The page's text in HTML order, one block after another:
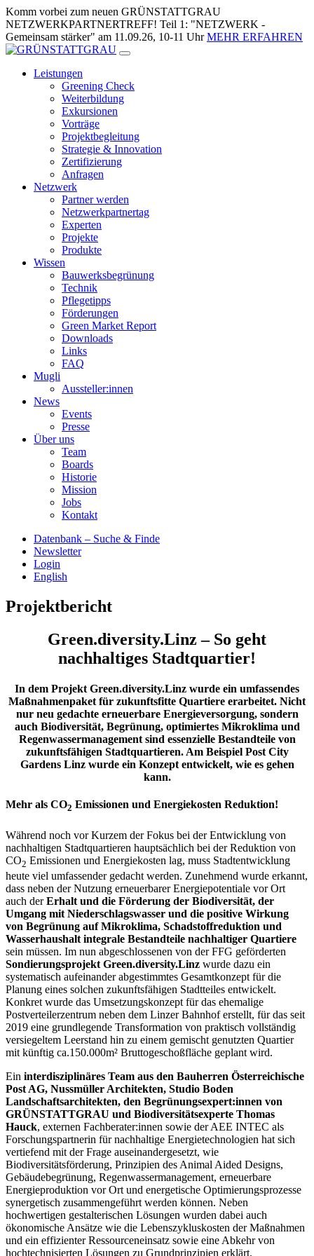
Zum
Inhalt
springen
Komm vorbei zum neuen GRÜNSTATTGRAU
NETZWERKPARTNERTREFF! Teil 1: "NETZWERK -
Gemeinsam stärker" am 11.09.26, 10-11 UhrMEHR ERFAHREN
Leistungen
Greening Check
Weiterbildung
Exkursionen
Vorträge
Projektbegleitung
Strategie & Innovation
Zertifizierung
Anfragen
Netzwerk
Partner werden
Netzwerkpartnertag
Experten
Projekte
Produkte
Wissen
Bauwerksbegrünung
Technik
Pflegetipps
Förderungen
Green Market Report
Downloads
Links
FAQ
Mugli
Aussteller:innen
News
Events
Presse
Über uns
Team
Boards
Historie
Mission
Jobs
Kontakt
Datenbank – Suche & Finde
Newsletter
Login
English
Projektbericht
Green.diversity.Linz – So geht
nachhaltiges Stadtquartier!
In dem Projekt Green.diversity.Linz wurde ein umfassendes
Maßnahmenpaket für zukunftsfitte Quartiere erarbeitet. Nicht
nur neu gedachte erneuerbare Energieversorgung, sondern
auch Biodiversität, Begrünung, optimiertes Mikroklima und
Regenwassermanagement sind essenzielle Bestandteile von
zukunftsfähigen Stadtquartieren. Am Beispiel Post City
Gardens Linz wurde ein Konzept entwickelt, wie es gehen
kann.
Mehr als CO2 Emissionen und Energiekosten Reduktion!
Während noch vor Kurzem der Fokus bei der Entwicklung von
nachhaltigen Stadtquartieren hauptsächlich bei der Reduktion von
CO2 Emissionen und Energiekosten lag, muss Stadtentwicklung
heute viel umfassender gedacht werden. Zunehmend wurde erkannt,
dass neben der Nutzung erneuerbarer Energiepotentiale vor Ort
auch derErhalt und die Förderung der Biodiversität, der
Umgang mit Niederschlagswasser und die positive Wirkung
von Begrünung auf Mikroklima, Schadstoffreduktion und
Wasserhaushalt integrale Bestandteile nachhaltiger Quartiere
sein müssen. Im nun abgeschlossenen von der FFG geförderten
Sondierungsprojekt Green.diversity.Linz wurde dazu ein
systematisch aufeinander abgestimmtes Gesamtkonzept für die
Planung eines solchen zukunftsfähigen Stadtteiles entwickelt.
Konkret wurde das Umsetzungskonzept für das ehemalige
Postverteilerzentrum neben dem Linzer Bahnhof erstellt, für das seit
2019 eine grundlegende Transformation von praktisch vollständig
versiegeltem Leerstand hin zu einem gemischt genutzten Quartier
mit künftig ca.150.000m² Bruttogeschoßfläche geplant wird.
Ein interdisziplinäres Team aus den Bauherren Österreichische
Post AG, Nussmüller Architekten, Studio Boden
Landschaftsarchitekten, den Begrünungsexpert:innen von
GRÜNSTATTGRAU und Biodiversitätsexperte Thomas
Hauck, externen Fachberater:innen sowie der AEE INTEC als
Forschungspartnerin für nachhaltige Energietechnologien hat sich
vertiefend mit der Frage auseinandergesetzt, wie
Biodiversitätsförderung, Prinzipien des Animal Aided Designs,
Gebäudebegrünung, Regenwassermanagement, erneuerbare
Energieproduktion vor Ort und energetische Optimierungsprozesse
synergetisch zusammengeführt werden können. Neben
hochwertigen gestalterischen Lösungen wurden dabei auch
ökonomische Ansätze wie die Lebenszykluskosten der Maßnahmen
und ein effizienter Ressourceneinsatz sowie eine Abkehr von
hochtechnisierten Lösungen zu Grundprinzipien erklärt.